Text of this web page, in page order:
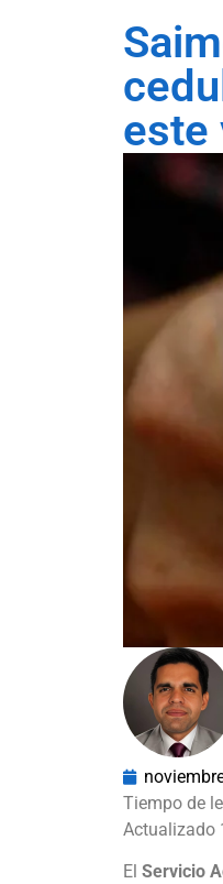
este
Actualizado
El Servicio